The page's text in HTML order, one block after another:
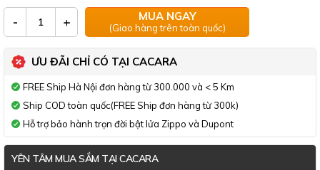
- + MUA NGAY
(Giao hàng trên toàn quốc)
ƯU ĐÃI CHỈ CÓ TẠI CACARA
FREE Ship Hà Nội đơn hàng từ 300.000 và < 5 Km
Ship COD toàn quốc(FREE Ship đơn hàng từ 300k)
Hỗ trợ bảo hành trọn đời bật lửa Zippo và Dupont
YÊN TÂM MUA SẮM TẠI CACARA